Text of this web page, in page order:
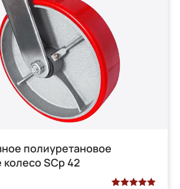
полиуретановое
SCp 42